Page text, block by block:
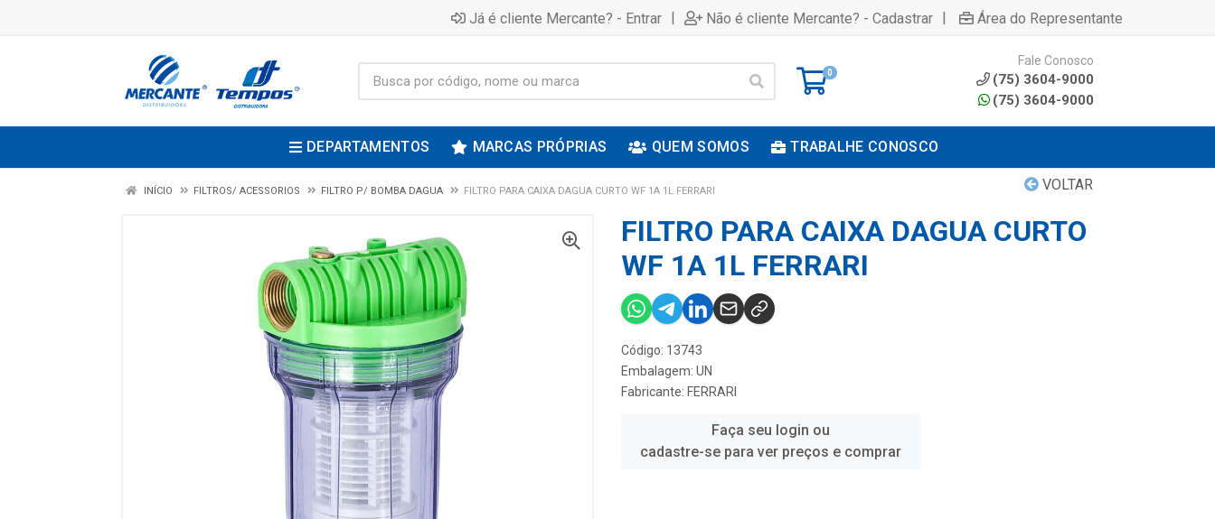
Já é cliente Mercante? - Entrar | Não é cliente Mercante? - Cadastrar | Área do Representante
0
Fale Conosco
(75) 3604-9000
(75) 3604-9000
DEPARTAMENTOS MARCAS PRÓPRIAS QUEM SOMOS TRABALHE CONOSCO
VOLTAR
INÍCIO FILTROS/ ACESSORIOS FILTRO P/ BOMBA DAGUA FILTRO PARA CAIXA DAGUA CURTO WF 1A 1L FERRARI
FILTRO PARA CAIXA DAGUA CURTO
WF 1A 1L FERRARI
Código: 13743
Embalagem: UN
Fabricante: FERRARI
Faça seu login ou
cadastre-se para ver preços e comprar